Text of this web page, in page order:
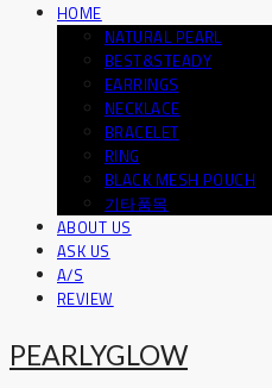
HOME
NATURAL PEARL
BEST&STEADY
EARRINGS
NECKLACE
BRACELET
RING
BLACK MESH POUCH
기타품목
ABOUT US
ASK US
A/S
REVIEW
PEARLYGLOW